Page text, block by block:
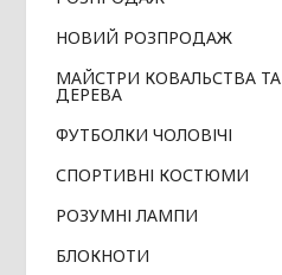
НОВИЙ РОЗПРОДАЖ
МАЙСТРИ КОВАЛЬСТВА ТА
ДЕРЕВА
ФУТБОЛКИ ЧОЛОВІЧІ
СПОРТИВНІ КОСТЮМИ
РОЗУМНІ ЛАМПИ
БЛОКНОТИ